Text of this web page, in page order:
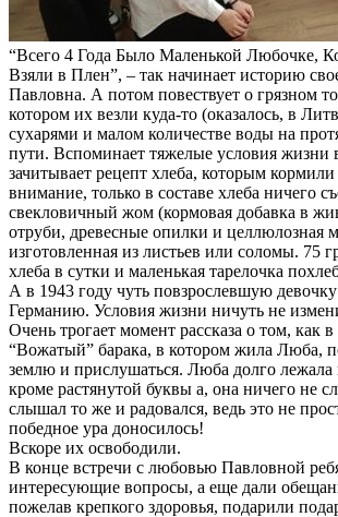
“Всего 4 Года Было Маленькой Любочке,
Взяли в Плен”, – так начинает историю
Павловна. А потом повествует о грязном
котором их везли куда-то (оказалось, в
сухарями и малом количестве воды на
пути. Вспоминает тяжелые условия жизни
зачитывает рецепт хлеба, которым
внимание, только в составе хлеба ничего
свекловичный жом (кормовая добавка в
отруби, древесные опилки и целлюлозная
изготовленная из листьев или соломы. 75
хлеба в сутки и маленькая тарелочка
А в 1943 году чуть повзрослевшую
Германию. Условия жизни ничуть не
Очень трогает момент рассказа о том, как
“Вожатый” барака, в котором жила Люба,
землю и прислушаться. Люба долго лежала
кроме растянутой буквы а, она ничего не
слышал то же и радовался, ведь это не
победное ура доносилось!
Вскоре их освободили.
В конце встречи с любовью Павловной
интересующие вопросы, а еще дали
пожелав крепкого здоровья, подарили